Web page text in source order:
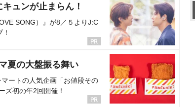
ュンが止まらん！
SONG）』が8／５よりJ:C
夏の大盤振る舞い
ートの人気企画「お値段その
ズ初の年2回開催！